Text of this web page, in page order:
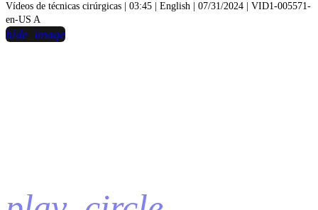
Vídeos de técnicas cirúrgicas | 03:45 | English | 07/31/2024 | VID1-005571-
en-US A
hide_image